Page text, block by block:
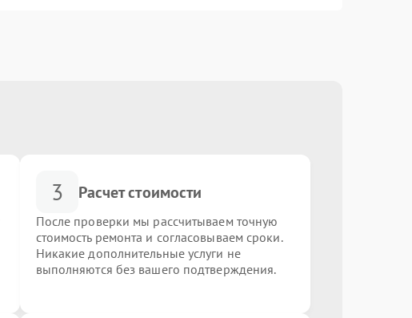
3 Расчет стоимости
После проверки мы рассчитываем точную
стоимость ремонта и согласовываем сроки.
Никакие дополнительные услуги не
выполняются без вашего подтверждения.